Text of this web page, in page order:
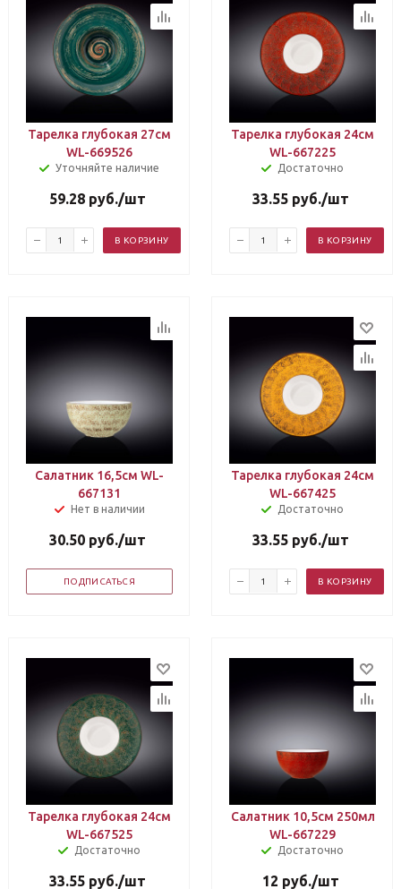
Тарелка глубокая 27см
WL-669526
Уточняйте наличие
59.28 руб./шт
В КОРЗИНУ
Тарелка глубокая 24см
WL-667225
Достаточно
33.55 руб./шт
В КОРЗИНУ
Салатник 16,5см WL-
667131
Нет в наличии
30.50 руб./шт
ПОДПИСАТЬСЯ
Тарелка глубокая 24см
WL-667425
Достаточно
33.55 руб./шт
В КОРЗИНУ
Тарелка глубокая 24см
WL-667525
Достаточно
33.55 руб./шт
Салатник 10,5см 250мл
WL-667229
Достаточно
12 руб./шт